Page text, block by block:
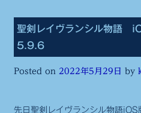
レ
ヴ
ラ
シ
聖剣レイヴランシル物語
5.9.6
Posted on 2022年5月29日 by
先日聖剣レイヴランシル物語